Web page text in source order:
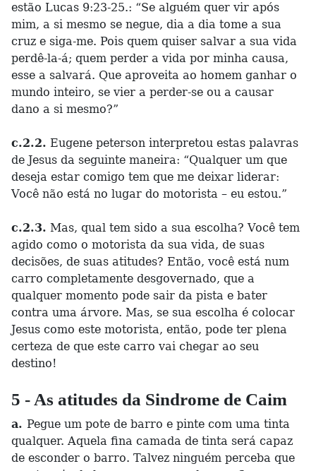
estão Lucas 9:23-25.: “Se alguém quer vir após
mim, a si mesmo se negue, dia a dia tome a sua
cruz e siga-me. Pois quem quiser salvar a sua vida
perdê-la-á; quem perder a vida por minha causa,
esse a salvará. Que aproveita ao homem ganhar o
mundo inteiro, se vier a perder-se ou a causar
dano a si mesmo?”
c.2.2. Eugene peterson interpretou estas palavras
de Jesus da seguinte maneira: “Qualquer um que
deseja estar comigo tem que me deixar liderar:
Você não está no lugar do motorista – eu estou.”
c.2.3. Mas, qual tem sido a sua escolha? Você tem
agido como o motorista da sua vida, de suas
decisões, de suas atitudes? Então, você está num
carro completamente desgovernado, que a
qualquer momento pode sair da pista e bater
contra uma árvore. Mas, se sua escolha é colocar
Jesus como este motorista, então, pode ter plena
certeza de que este carro vai chegar ao seu
destino!
5 - As atitudes da Sindrome de Caim
a. Pegue um pote de barro e pinte com uma tinta
qualquer. Aquela fina camada de tinta será capaz
de esconder o barro. Talvez ninguém perceba que